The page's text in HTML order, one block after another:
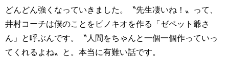
どんどん強くなっていきました。〝先生凄いね！〟って、
井村コーチは僕のことをピノキオを作る「ゼペット爺さ
ん」と呼ぶんです。〝人間をちゃんと一個一個作っていっ
てくれるよね〟と。本当に有難い話です。